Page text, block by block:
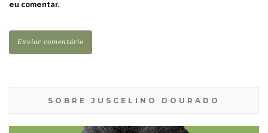
eu comentar.
SOBRE JUSCELINO DOURADO